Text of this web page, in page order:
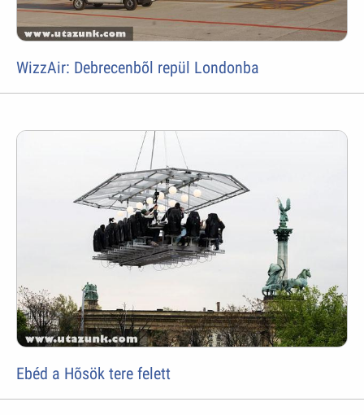
WizzAir: Debrecenbõl repül Londonba
Ebéd a Hõsök tere felett